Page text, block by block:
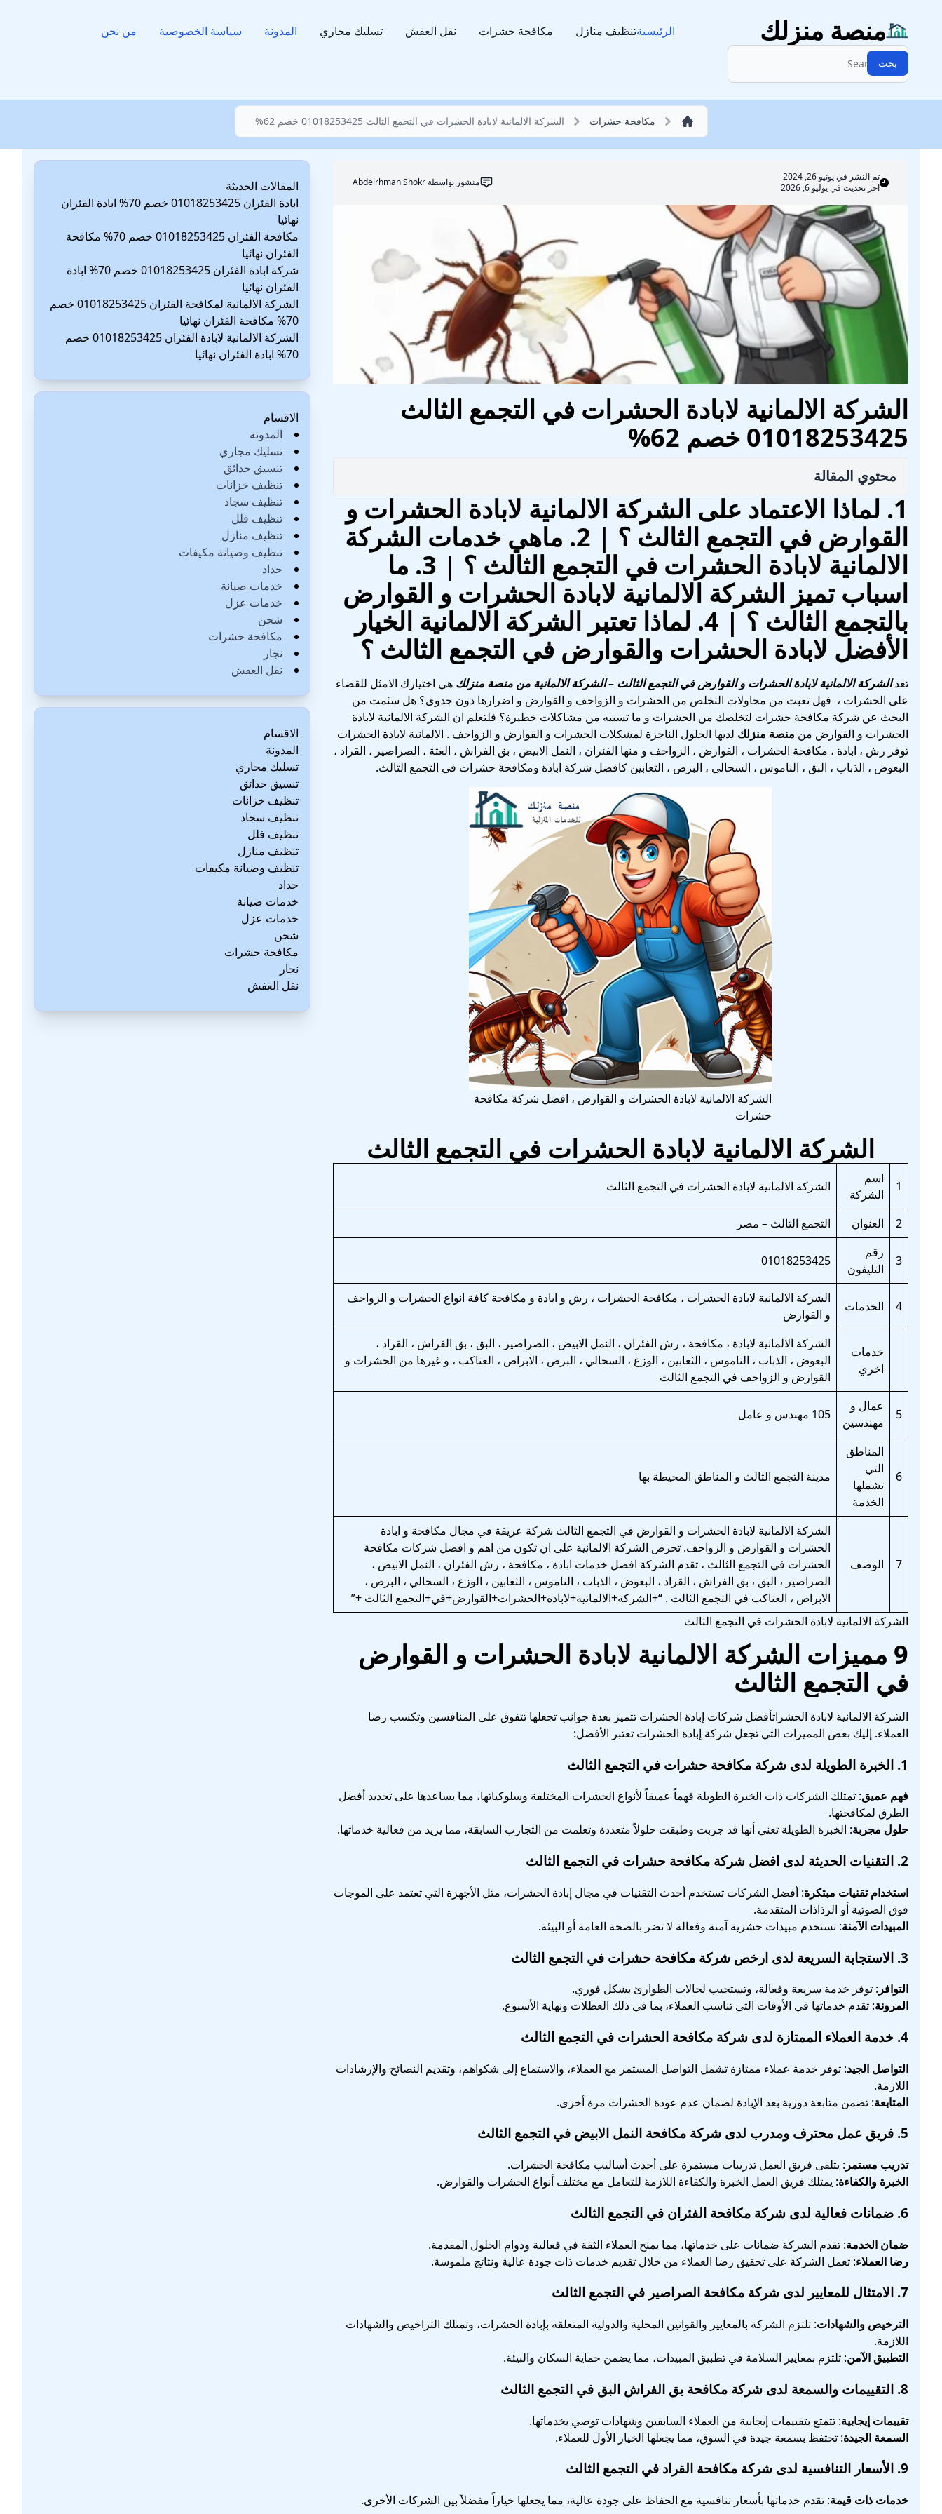
منصة منزلك
البحث:
بحث
الرئيسيةتنظيف منازل مكافحة حشرات نقل العفش تسليك مجاري المدونة سياسة الخصوصية من نحن
مكافحة حشرات الشركة الالمانية لابادة الحشرات في التجمع الثالث 01018253425 خصم 62%
تم النشر فييونيو 26, 2024
اخر تحديث في يوليو 6, 2026
منشور بواسطةAbdelrhman Shokr
الشركة الالمانية لابادة الحشرات في التجمع الثالث
01018253425 خصم 62%
محتوي المقالة
1. لماذا الاعتماد على الشركة الالمانية لابادة الحشرات و
القوارض في التجمع الثالث ؟ | 2. ماهي خدمات الشركة
الالمانية لابادة الحشرات في التجمع الثالث ؟ | 3. ما
اسباب تميز الشركة الالمانية لابادة الحشرات و القوارض
بالتجمع الثالث ؟ | 4. لماذا تعتبر الشركة الالمانية الخيار
الأفضل لابادة الحشرات والقوارض في التجمع الثالث ؟
تعدالشركة الالمانية لابادة الحشرات و القوارض في التجمع الثالث – الشركة الالمانية من منصة منزلك هي اختيارك الامثل للقضاء
على الحشرات ، فهل تعبت من محاولات التخلص من الحشرات و الزواحف و القوارض و اضرارها دون جدوى؟ هل سئمت من
البحث عن شركة مكافحة حشرات لتخلصك من الحشرات و ما تسببه من مشاكلات خطيرة؟ فلتعلم ان الشركة الالمانية لابادة
الحشرات و القوارض من منصة منزلك لديها الحلول الناجزة لمشكلات الحشرات و القوارض و الزواحف . الالمانية لابادة الحشرات
توفر رش ، ابادة ، مكافحة الحشرات ، القوارض ، الزواحف و منها الفئران ، النمل الابيض ، بق الفراش ، العتة ، الصراصير ، القراد ،
البعوض ، الذباب ، البق ، الناموس ، السحالي ، البرص ، الثعابين كافضل شركة ابادة ومكافحة حشرات في التجمع الثالث.
الشركة الالمانية لابادة الحشرات و القوارض ، افضل شركة مكافحة
حشرات
الشركة الالمانية لابادة الحشرات في التجمع الثالث
1
اسم
الشركة
الشركة الالمانية لابادة الحشرات في التجمع الثالث
2 العنوان التجمع الثالث – مصر
3
رقم
التليفون
01018253425
4 الخدمات
الشركة الالمانية لابادة الحشرات ، مكافحة الحشرات ، رش و ابادة و مكافحة كافة انواع الحشرات و الزواحف
و القوارض
خدمات
اخري
الشركة الالمانية لابادة ، مكافحة ، رش الفئران ، النمل الابيض ، الصراصير ، البق ، بق الفراش ، القراد ،
البعوض ، الذباب ، الناموس ، الثعابين ، الوزغ ، السحالي ، البرص ، الابراص ، العناكب ، و غيرها من الحشرات و
القوارض و الزواحف في التجمع الثالث
5
عمال و
مهندسين
105 مهندس و عامل
6
المناطق
التي
تشملها
الخدمة
مدينة التجمع الثالث و المناطق المحيطة بها
7 الوصف
الشركة الالمانية لابادة الحشرات و القوارض في التجمع الثالث شركة عريقة في مجال مكافحة و ابادة
الحشرات و القوارض و الزواحف. تحرص الشركة الالمانية على ان تكون من اهم و افضل شركات مكافحة
الحشرات في التجمع الثالث ، تقدم الشركة افضل خدمات ابادة ، مكافحة ، رش الفئران ، النمل الابيض ،
الصراصير ، البق ، بق الفراش ، القراد ، البعوض ، الذباب ، الناموس ، الثعابين ، الوزغ ، السحالي ، البرص ،
الابراص ، العناكب في التجمع الثالث . “+الشركة+الالمانية+لابادة+الحشرات+القوارض+في+التجمع الثالث +”
الشركة الالمانية لابادة الحشرات في التجمع الثالث
9 مميزات الشركة الالمانية لابادة الحشرات و القوارض
في التجمع الثالث
الشركة الالمانية لابادة الحشراتأفضل شركات إبادة الحشرات تتميز بعدة جوانب تجعلها تتفوق على المنافسين وتكسب رضا
العملاء. إليك بعض المميزات التي تجعل شركة إبادة الحشرات تعتبر الأفضل:
1. الخبرة الطويلة لدى شركة مكافحة حشرات في التجمع الثالث
فهم عميق: تمتلك الشركات ذات الخبرة الطويلة فهماً عميقاً لأنواع الحشرات المختلفة وسلوكياتها، مما يساعدها على تحديد أفضل
الطرق لمكافحتها.
حلول مجربة: الخبرة الطويلة تعني أنها قد جربت وطبقت حلولاً متعددة وتعلمت من التجارب السابقة، مما يزيد من فعالية خدماتها.
2. التقنيات الحديثة لدى افضل شركة مكافحة حشرات في التجمع الثالث
استخدام تقنيات مبتكرة: أفضل الشركات تستخدم أحدث التقنيات في مجال إبادة الحشرات، مثل الأجهزة التي تعتمد على الموجات
فوق الصوتية أو الرذاذات المتقدمة.
المبيدات الآمنة: تستخدم مبيدات حشرية آمنة وفعالة لا تضر بالصحة العامة أو البيئة.
3. الاستجابة السريعة لدى ارخص شركة مكافحة حشرات في التجمع الثالث
التوافر : توفر خدمة سريعة وفعالة، وتستجيب لحالات الطوارئ بشكل فوري.
المرونة: تقدم خدماتها في الأوقات التي تناسب العملاء، بما في ذلك العطلات ونهاية الأسبوع.
4. خدمة العملاء الممتازة لدى شركة مكافحة الحشرات في التجمع الثالث
التواصل الجيد: توفر خدمة عملاء ممتازة تشمل التواصل المستمر مع العملاء، والاستماع إلى شكواهم، وتقديم النصائح والإرشادات
اللازمة.
المتابعة: تضمن متابعة دورية بعد الإبادة لضمان عدم عودة الحشرات مرة أخرى.
5. فريق عمل محترف ومدرب لدى شركة مكافحة النمل الابيض في التجمع الثالث
تدريب مستمر : يتلقى فريق العمل تدريبات مستمرة على أحدث أساليب مكافحة الحشرات.
الخبرة والكفاءة: يمتلك فريق العمل الخبرة والكفاءة اللازمة للتعامل مع مختلف أنواع الحشرات والقوارض.
6. ضمانات فعالية لدى شركة مكافحة الفئران في التجمع الثالث
ضمان الخدمة: تقدم الشركة ضمانات على خدماتها، مما يمنح العملاء الثقة في فعالية ودوام الحلول المقدمة.
رضا العملاء: تعمل الشركة على تحقيق رضا العملاء من خلال تقديم خدمات ذات جودة عالية ونتائج ملموسة.
7. الامتثال للمعايير لدى شركة مكافحة الصراصير في التجمع الثالث
الترخيص والشهادات: تلتزم الشركة بالمعايير والقوانين المحلية والدولية المتعلقة بإبادة الحشرات، وتمتلك التراخيص والشهادات
اللازمة.
التطبيق الآمن: تلتزم بمعايير السلامة في تطبيق المبيدات، مما يضمن حماية السكان والبيئة.
8. التقييمات والسمعة لدى شركة مكافحة بق الفراش البق في التجمع الثالث
تقييمات إيجابية: تتمتع بتقييمات إيجابية من العملاء السابقين وشهادات توصي بخدماتها.
السمعة الجيدة: تحتفظ بسمعة جيدة في السوق، مما يجعلها الخيار الأول للعملاء.
9. الأسعار التنافسية لدى شركة مكافحة القراد في التجمع الثالث
خدمات ذات قيمة: تقدم خدماتها بأسعار تنافسية مع الحفاظ على جودة عالية، مما يجعلها خياراً مفضلاً بين الشركات الأخرى.
المقالات الحديثة
ابادة الفئران 01018253425 خصم 70% ابادة الفئران
نهائيا
مكافحة الفئران 01018253425 خصم 70% مكافحة
الفئران نهائيا
شركة ابادة الفئران 01018253425 خصم 70% ابادة
الفئران نهائيا
الشركة الالمانية لمكافحة الفئران 01018253425 خصم
70% مكافحة الفئران نهائيا
الشركة الالمانية لابادة الفئران 01018253425 خصم
70% ابادة الفئران نهائيا
الاقسام
المدونة
تسليك مجاري
تنسيق حدائق
تنظيف خزانات
تنظيف سجاد
تنظيف فلل
تنظيف منازل
تنظيف وصيانة مكيفات
حداد
خدمات صيانة
خدمات عزل
شحن
مكافحة حشرات
نجار
نقل العفش
الاقسام
المدونة
تسليك مجاري
تنسيق حدائق
تنظيف خزانات
تنظيف سجاد
تنظيف فلل
تنظيف منازل
تنظيف وصيانة مكيفات
حداد
خدمات صيانة
خدمات عزل
شحن
مكافحة حشرات
نجار
نقل العفش